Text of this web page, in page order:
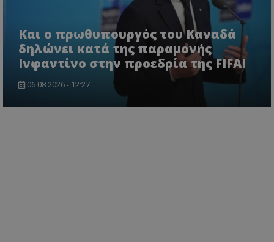
Και ο πρωθυπουργός του Καναδά
δηλώνει κατά της παραμονής
Ινφαντίνο στην προεδρία της FIFA!
06.08.2026 - 12:27